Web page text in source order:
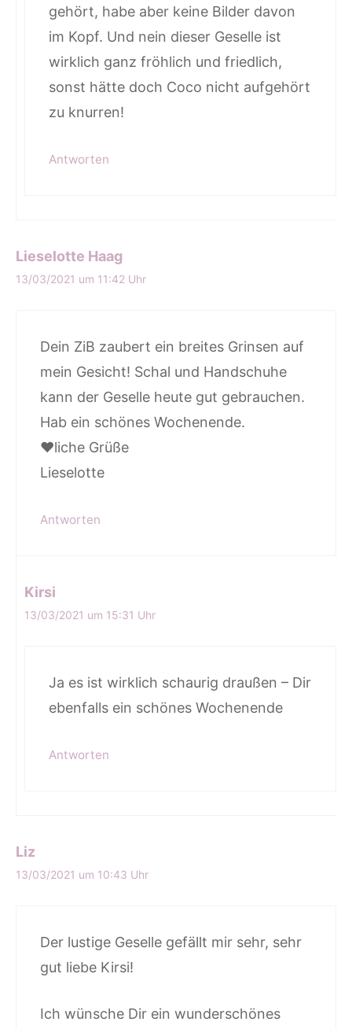
gehört, habe aber keine Bilder davon
im Kopf. Und nein dieser Geselle ist
wirklich ganz fröhlich und friedlich,
sonst hätte doch Coco nicht aufgehört
zu knurren!
Antworten
Lieselotte Haag
13/03/2021 um 11:42 Uhr
Dein ZiB zaubert ein breites Grinsen auf
mein Gesicht! Schal und Handschuhe
kann der Geselle heute gut gebrauchen.
Hab ein schönes Wochenende.
♥liche Grüße
Lieselotte
Antworten
Kirsi
13/03/2021 um 15:31 Uhr
Ja es ist wirklich schaurig draußen – Dir
ebenfalls ein schönes Wochenende
Antworten
Liz
13/03/2021 um 10:43 Uhr
Der lustige Geselle gefällt mir sehr, sehr
gut liebe Kirsi!
Ich wünsche Dir ein wunderschönes